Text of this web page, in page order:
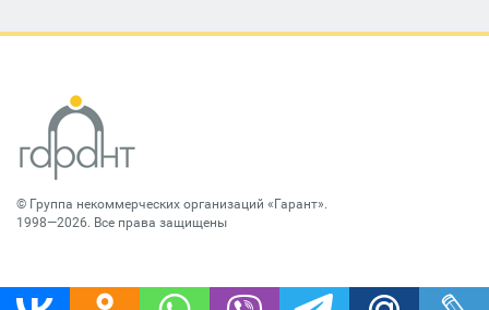
© Группа некоммерческих организаций «Гарант».
1998—2026. Все права защищены